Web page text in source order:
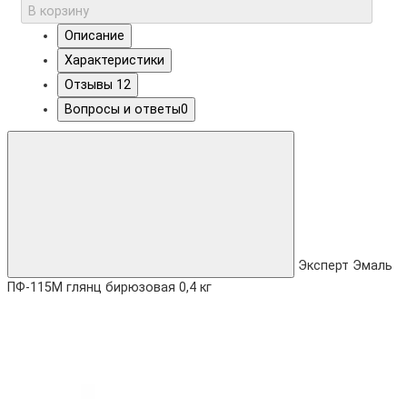
В корзину
Описание
Характеристики
Отзывы 12
Вопросы и ответы0
Эксперт Эмаль
ПФ-115М глянц бирюзовая 0,4 кг